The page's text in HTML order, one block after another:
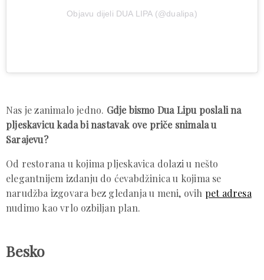
Objavu dijeli DUA LIPA (@dualipa)
Nas je zanimalo jedno. Gdje bismo Dua Lipu poslali na
pljeskavicu kada bi nastavak ove priče snimala u
Sarajevu?
Od restorana u kojima pljeskavica dolazi u nešto
elegantnijem izdanju do ćevabdžinica u kojima se
narudžba izgovara bez gledanja u meni, ovih pet adresa
nudimo kao vrlo ozbiljan plan.
Besko